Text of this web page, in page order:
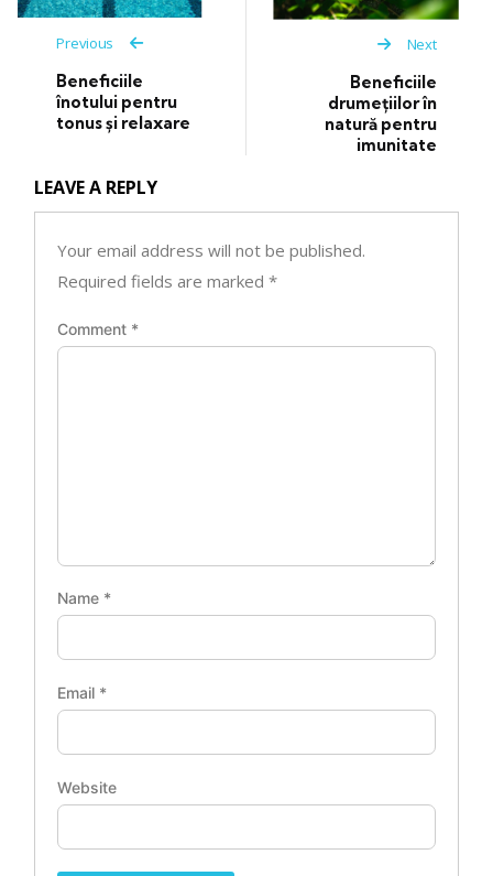
Previous
Beneficiile
înotului pentru
tonus și relaxare
Next
Beneficiile
drumețiilor în
natură pentru
imunitate
LEAVE A REPLY
Your email address will not be published.
Required fields are marked*
Comment *
Name *
Email *
Website